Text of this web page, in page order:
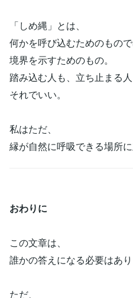
「しめ縄」とは、
何かを呼び込むためのもので
境界を示すためのもの。
踏み込む人も、立ち止まる人
それでいい。
私はただ、
縁が自然に呼吸できる場所
おわりに
この文章は、
誰かの答えになる必要はあり
ただ、